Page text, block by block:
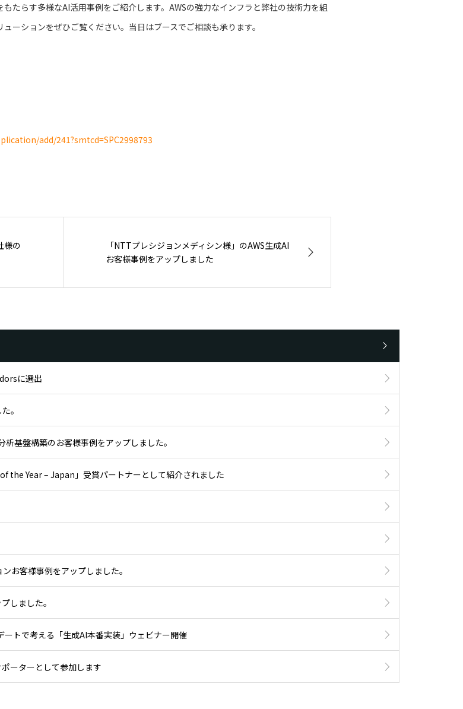
たらす多様なAI活用事例をご紹介します。AWSの強力なインフラと弊社の技術力を組
ーションをぜひご覧ください。当日はブースでご相談も承ります。
add/241?smtcd=SPC2998793
様の
「NTTプレシジョンメディシン様」のAWS生成AI
お客様事例をアップしました
に選出
。
基盤構築のお客様事例をアップしました。
Year – Japan」受賞パートナーとして紹介されました
お客様事例をアップしました。
しました。
ートで考える「生成AI本番実装」ウェビナー開催
ーターとして参加します